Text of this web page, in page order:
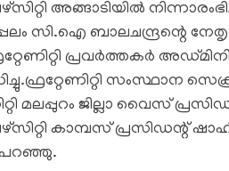
അങ്ങാടിയില്‍
സി.ഐ ബാലചന്ദ്രന്റെ
ഫ്രറ്റേണിറ്റി പ്രവര്‍ത്തകര്‍
സംസ്ഥാന
മലപ്പുറം ജില്ലാ വൈസ്
കാമ്പസ് പ്രസിഡന്റ്
പറഞ്ഞു.